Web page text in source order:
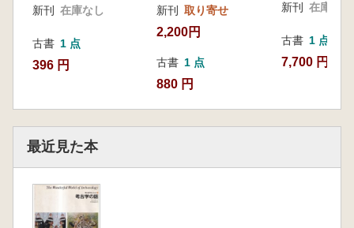
新刊 在庫なし
古書 1 点
396 円
新刊 取り寄せ
2,200円
古書 1 点
880 円
新刊 在庫なし
古書 1 点
7,700 円
最近見た本